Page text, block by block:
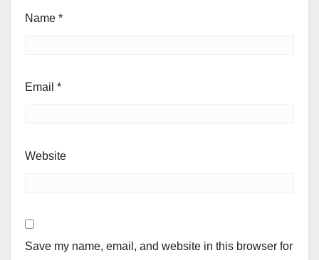
Name *
Email *
Website
Save my name, email, and website in this browser for